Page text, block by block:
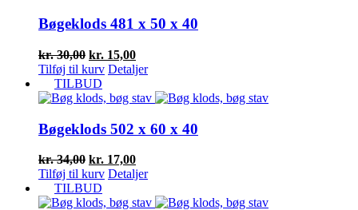
Bøgeklods 481 x 50 x 40
kr.30,00 Den
oprindelige
pris
var:
kr. 15,00Den
aktuelle
er:
Tilføj til kurv Detaljer
TILBUD
Bøgeklods 502 x 60 x 40
kr.34,00 Den
oprindelige
pris
var:
kr. 17,00Den
aktuelle
er:
Tilføj til kurv Detaljer
TILBUD